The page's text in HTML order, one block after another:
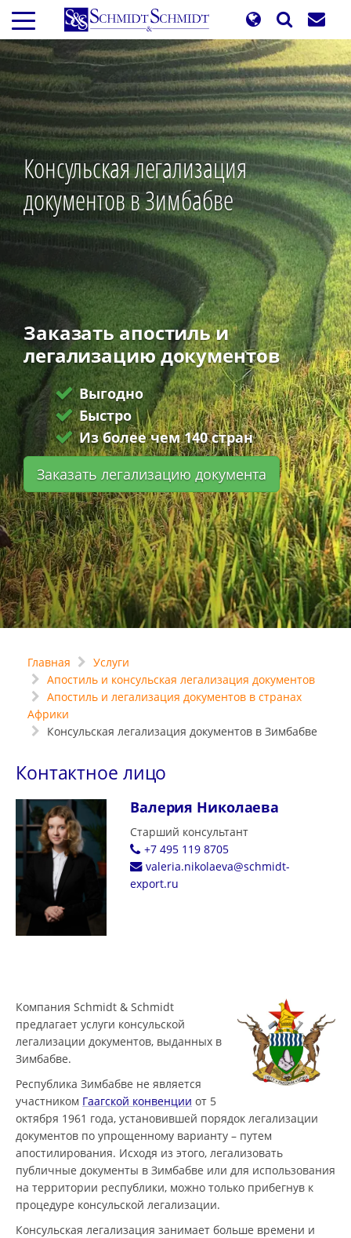
Перейти
основному
содержанию
Консульская легализация
документов в Зимбабве
Заказать апостиль и
легализацию документов
Выгодно
Быстро
Из более чем 140 стран
Заказать легализацию документа
Главная
Услуги
Апостиль и консульская легализация документов
Апостиль и легализация документов в странах
Африки
Консульская легализация документов в Зимбабве
Контактное лицо
Валерия Николаева
Старший консультант
+7 495 119 8705
valeria.nikolaeva@schmidt-
export.ru
Компания Schmidt & Schmidt
предлагает услуги консульской
легализации документов, выданных в
Зимбабве.
Республика Зимбабве не является
участником Гаагской конвенции от 5
октября 1961 года, установившей порядок легализации
документов по упрощенному варианту – путем
апостилирования. Исходя из этого, легализовать
публичные документы в Зимбабве или для использования
на территории республики, можно только прибегнув к
процедуре консульской легализации.
Консульская легализация занимает больше времени и